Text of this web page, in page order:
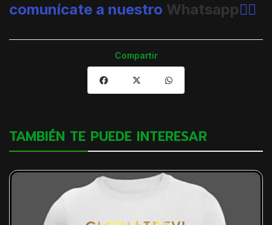
comunícate a nuestro Whatsapp👈🏼
Compartir
TAMBIÉN TE PUEDE INTERESAR